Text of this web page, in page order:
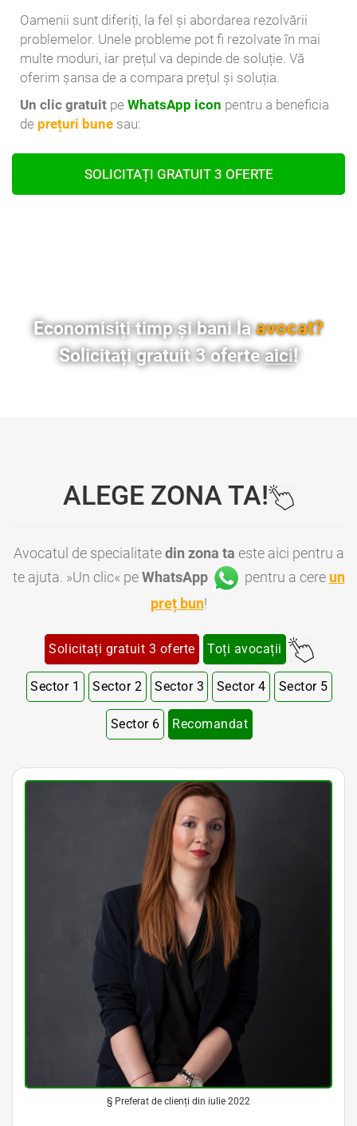
Oamenii sunt diferiți, la fel și abordarea rezolvării
problemelor. Unele probleme pot fi rezolvate în mai
multe moduri, iar prețul va depinde de soluție. Vă
oferim șansa de a compara prețul și soluția.
Un clic gratuit pe WhatsApp icon pentru a beneficia
de prețuri bune sau:
SOLICITAȚI GRATUIT 3 OFERTE
Economisiți timp și bani laavocat?
Solicitați gratuit 3 oferteaici!
ALEGE ZONA TA!
Avocatul de specialitatedin zona ta este aici pentru a
te ajuta. »Un clic« peWhatsApp pentru a cere un
preț bun!
Solicitați gratuit 3 oferte Toți avocații
Sector 1 Sector 2 Sector 3 Sector 4 Sector 5
Sector 6 Recomandat
Bucuresti • cabinet avocatura sector 5 Bucuresti • cabinet avocatura sector 6 Bucuresti
§ Preferat de clienți din iulie 2022